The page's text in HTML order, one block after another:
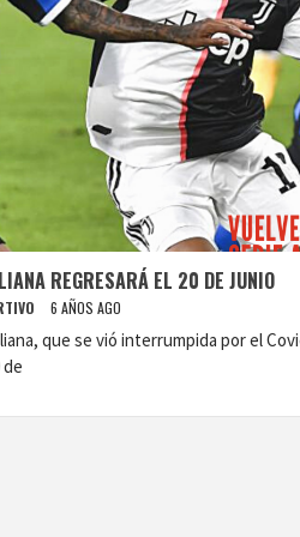
REGRESARÁ EL 20 DE JUNIO
6 AÑOS AGO
que se vió interrumpida por el
de